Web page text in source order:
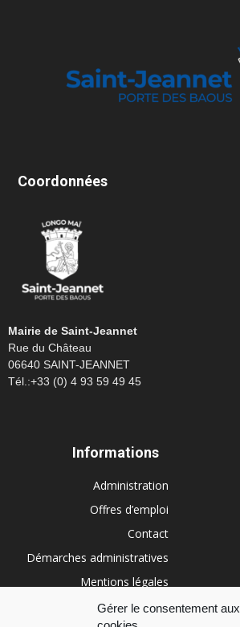
Gérer le consentement aux
Coordonnées
Mairie de Saint-Jeannet
Rue du Château
06640 SAINT-JEANNET
Tél.:+33 (0) 4 93 59 49 45
Informations
Administration
Offres d’emploi
Contact
Démarches administratives
Mentions légales
Conditions générales